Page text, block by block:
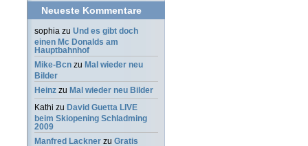
Neueste Kommentare
sophia zu Und es gibt doch
einen Mc Donalds am
Hauptbahnhof
Mike-Bcn zu Mal wieder neu
Bilder
Heinz zu Mal wieder neu Bilder
Kathi zu David Guetta LIVE
beim Skiopening Schladming
2009
Manfred Lackner zu Gratis